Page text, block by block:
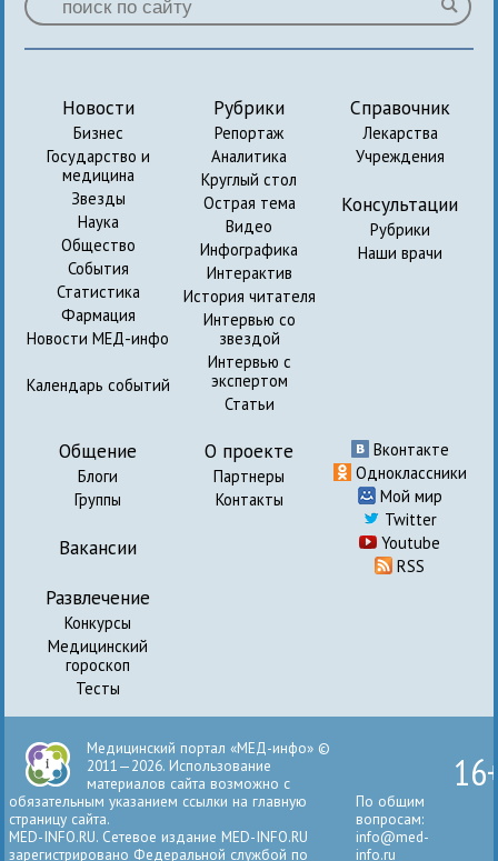
Новости
Бизнес
Государство и
медицина
Звезды
Наука
Общество
События
Статистика
Фармация
Новости МЕД-инфо
Календарь событий
Рубрики
Репортаж
Аналитика
Круглый стол
Острая тема
Видео
Инфографика
Интерактив
История читателя
Интервью со
звездой
Интервью с
экспертом
Статьи
Справочник
Лекарства
Учреждения
Консультации
Рубрики
Наши врачи
Общение
Блоги
Группы
Вакансии
Развлечение
Конкурсы
Медицинский
гороскоп
Тесты
О проекте
Партнеры
Контакты
Вконтакте
Одноклассники
Мой мир
Twitter
Youtube
RSS
Медицинский портал «МЕД-инфо» ©
2011—2026. Использование
материалов сайта возможно с
обязательным указанием ссылки на главную
страницу сайта.
MED-INFO.RU. Сетевое издание MED-INFO.RU
зарегистрировано Федеральной службой по
По общим
вопросам:
info@med-
info.ru